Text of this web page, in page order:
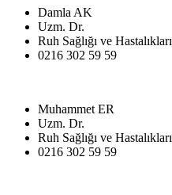
Damla AK
Uzm. Dr.
Ruh Sağlığı ve Hastalıkları
0216 302 59 59
Muhammet ER
Uzm. Dr.
Ruh Sağlığı ve Hastalıkları
0216 302 59 59